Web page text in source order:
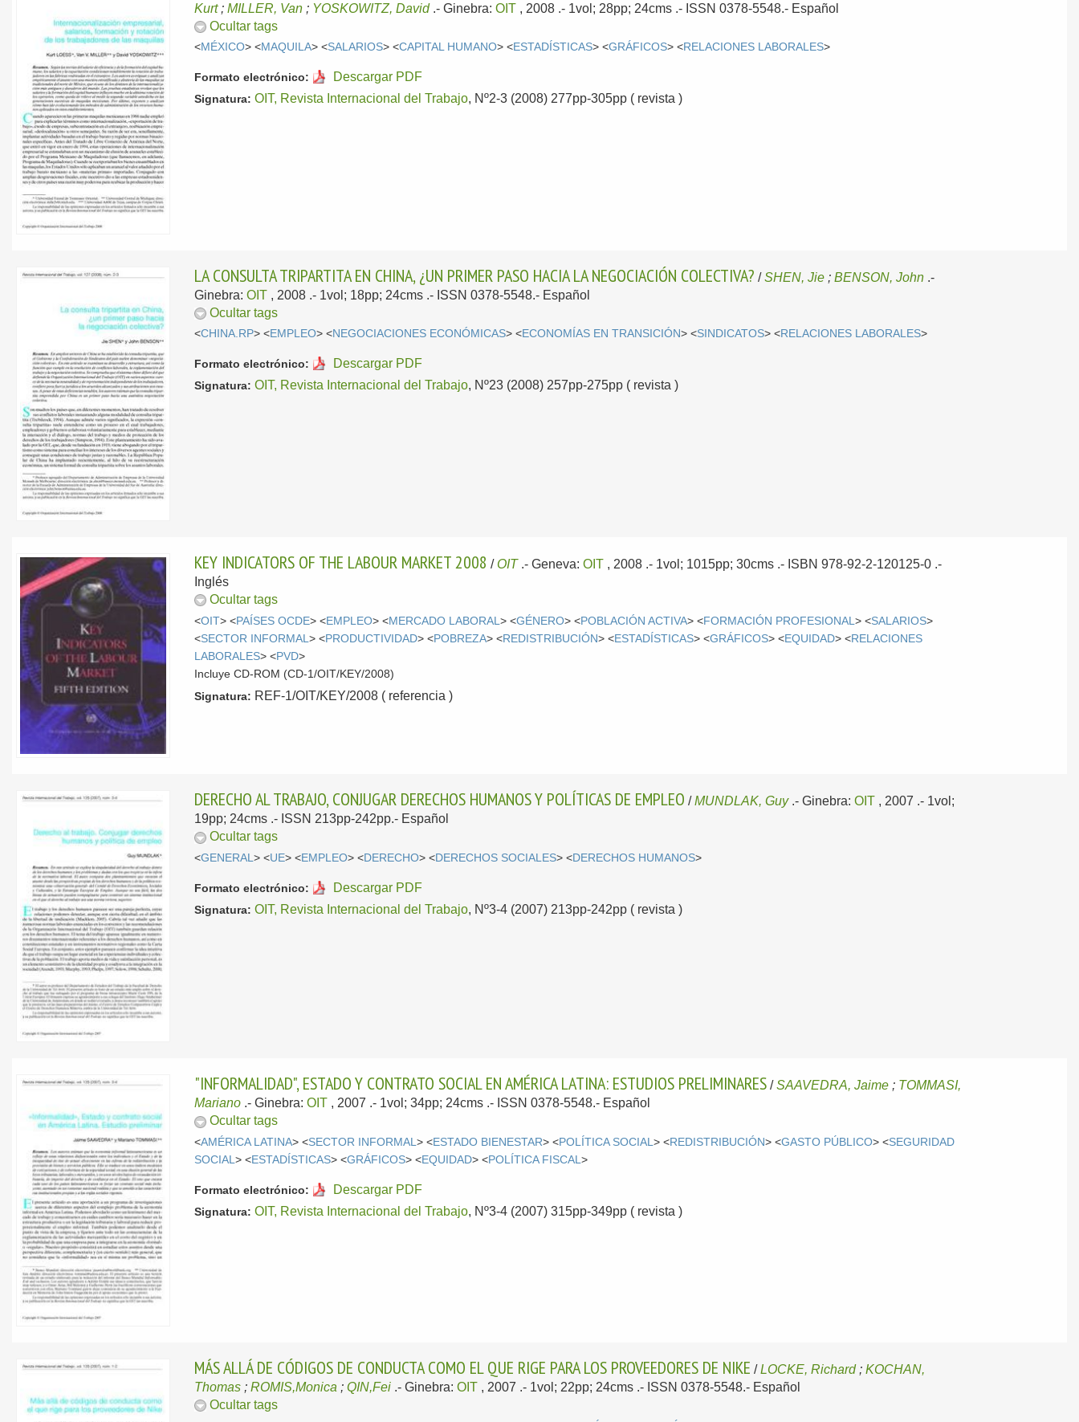
Kurt;MILLER, Van ; YOSKOWITZ, David .-Ginebra:OIT , 2008 .- 1vol; 28pp; 24cms .- ISSN 0378-5548.- Español
Ocultar tags
<MÉXICO> <MAQUILA> <SALARIOS> <CAPITAL HUMANO> <ESTADÍSTICAS> <GRÁFICOS> <RELACIONES LABORALES>
Formato electrónico: Descargar PDF
Signatura: OIT, Revista Internacional del Trabajo, Nº2-3 (2008) 277pp-305pp ( revista )
LA CONSULTA TRIPARTITA EN CHINA, ¿UN PRIMER PASO HACIA LA NEGOCIACIÓN COLECTIVA? /SHEN, Jie ;BENSON, John .-
Ginebra:OIT , 2008 .- 1vol; 18pp; 24cms .- ISSN 0378-5548.- Español
Ocultar tags
<CHINA.RP> <EMPLEO> <NEGOCIACIONES ECONÓMICAS> <ECONOMÍAS EN TRANSICIÓN> <SINDICATOS> <RELACIONES LABORALES>
Formato electrónico: Descargar PDF
Signatura: OIT, Revista Internacional del Trabajo, Nº23 (2008) 257pp-275pp ( revista )
KEY INDICATORS OF THE LABOUR MARKET 2008 / OIT .-Geneva:OIT , 2008 .- 1vol; 1015pp; 30cms .- ISBN 978-92-2-120125-0 .-
Inglés
Ocultar tags
<OIT> <PAÍSES OCDE> <EMPLEO> <MERCADO LABORAL> <GÉNERO> <POBLACIÓN ACTIVA> <FORMACIÓN PROFESIONAL> <SALARIOS>
<SECTOR INFORMAL> <PRODUCTIVIDAD> <POBREZA> <REDISTRIBUCIÓN> <ESTADÍSTICAS> <GRÁFICOS> <EQUIDAD> <RELACIONES
LABORALES> <PVD>
Incluye CD-ROM (CD-1/OIT/KEY/2008)
Signatura: REF-1/OIT/KEY/2008 ( referencia )
DERECHO AL TRABAJO, CONJUGAR DERECHOS HUMANOS Y POLÍTICAS DE EMPLEO /MUNDLAK, Guy .-Ginebra:OIT , 2007 .- 1vol;
19pp; 24cms .- ISSN 213pp-242pp.- Español
Ocultar tags
<GENERAL> <UE> <EMPLEO> <DERECHO> <DERECHOS SOCIALES> <DERECHOS HUMANOS>
Formato electrónico: Descargar PDF
Signatura: OIT, Revista Internacional del Trabajo, Nº3-4 (2007) 213pp-242pp ( revista )
"INFORMALIDAD", ESTADO Y CONTRATO SOCIAL EN AMÉRICA LATINA: ESTUDIOS PRELIMINARES /SAAVEDRA, Jaime ; TOMMASI,
Mariano .-Ginebra:OIT , 2007 .- 1vol; 34pp; 24cms .- ISSN 0378-5548.- Español
Ocultar tags
<AMÉRICA LATINA> <SECTOR INFORMAL> <ESTADO BIENESTAR> <POLÍTICA SOCIAL> <REDISTRIBUCIÓN> <GASTO PÚBLICO> <SEGURIDAD
SOCIAL> <ESTADÍSTICAS> <GRÁFICOS> <EQUIDAD> <POLÍTICA FISCAL>
Formato electrónico: Descargar PDF
Signatura: OIT, Revista Internacional del Trabajo, Nº3-4 (2007) 315pp-349pp ( revista )
MÁS ALLÁ DE CÓDIGOS DE CONDUCTA COMO EL QUE RIGE PARA LOS PROVEEDORES DE NIKE /LOCKE, Richard;KOCHAN,
Thomas ;ROMIS,Monica ;QIN,Fei .-Ginebra:OIT , 2007 .- 1vol; 22pp; 24cms .- ISSN 0378-5548.- Español
Ocultar tags